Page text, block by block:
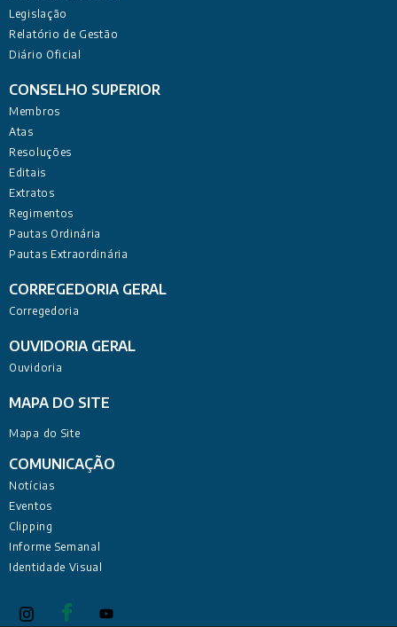
Legislação
Relatório de Gestão
Diário Oficial
CONSELHO SUPERIOR
Membros
Atas
Resoluções
Editais
Extratos
Regimentos
Pautas Ordinária
Pautas Extraordinária
CORREGEDORIA GERAL
Corregedoria
OUVIDORIA GERAL
Ouvidoria
MAPA DO SITE
Mapa do Site
COMUNICAÇÃO
Notícias
Eventos
Clipping
Informe Semanal
Identidade Visual